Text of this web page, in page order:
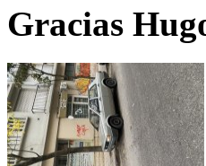
Gracias